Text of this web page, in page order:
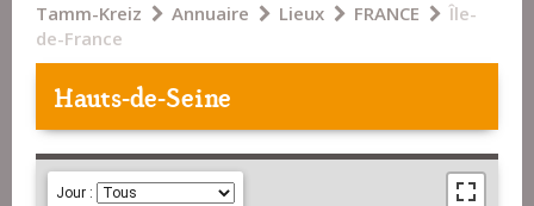
Tamm-Kreiz Annuaire Lieux FRANCE
Île-
de-France
Hauts-de-Seine
Jour :